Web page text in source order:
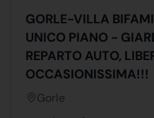
GORLE-VILLA
UNICO PIANO -
REPARTO AUTO,
OCCASIONISSIMA!!!
Gorle